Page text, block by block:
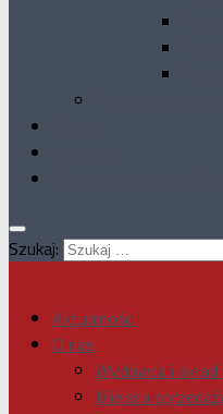
Szukaj:
Aktualności
O nas
Wydawca i skład
Miejsca